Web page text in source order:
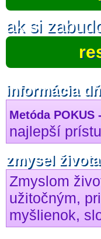
ak si
informácia
Metóda POKUS
najlepší
zmysel
Zmyslom
užitočným,
myšlienok,